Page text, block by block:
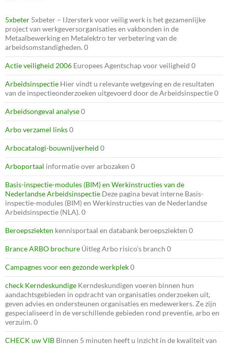
5xbeter 5xbeter – IJzersterk voor veilig werk is het gezamenlijke
project van werkgeversorganisaties en vakbonden in de
Metaalbewerking en Metalektro ter verbetering van de
arbeidsomstandigheden. 0
Actie veiligheid 2006 Europees Agentschap voor veiligheid 0
Arbeidsinspectie Hier vindt u relevante wetgeving en de resultaten
van de inspectieonderzoeken uitgevoerd door de Arbeidsinspectie 0
Arbeidsongeval analyse0
Arbo verzamel links0
Arbocatalogi-bouwnijverheid 0
Arboportaal informatie over arbozaken 0
Basis-inspectie-modules (BIM) en Werkinstructies van de
Nederlandse Arbeidsinspectie Deze pagina bevat interne Basis-
inspectie-modules (BIM) en Werkinstructies van de Nederlandse
Arbeidsinspectie (NLA). 0
Beroepsziekten kennisportaal en databank beroepsziekten 0
Brance ARBO brochure Úitleg Arbo risico’s branch 0
Campagnes voor een gezonde werkplek0
check Kerndeskundige Kerndeskundigen voeren binnen hun
aandachtsgebieden in opdracht van organisaties onderzoeken uit,
geven advies en ondersteunen organisaties en medewerkers. Ze zijn
gespecialiseerd in de verschillende gebieden rond preventie, arbo en
verzuim. 0
CHECK uw VIB Binnen 5 minuten heeft u inzicht in de kwaliteit van